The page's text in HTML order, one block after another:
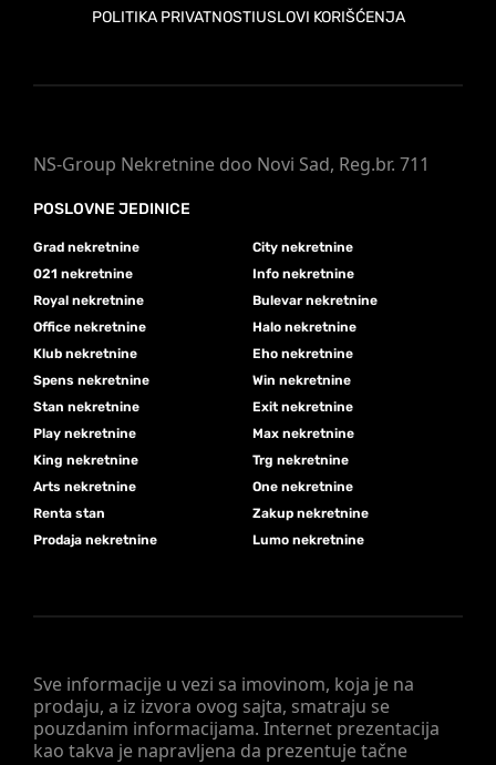
POLITIKA PRIVATNOSTIUSLOVI KORIŠĆENJA
Sve informacije u vezi sa imovinom, koja je na
prodaju, a iz izvora ovog sajta, smatraju se
pouzdanim informacijama. Internet prezentacija
kao takva je napravljena da prezentuje tačne
NS-Group Nekretnine doo Novi Sad, Reg.br. 711
POSLOVNE JEDINICE
Grad nekretnine
City nekretnine
021 nekretnine
Info nekretnine
Royal nekretnine
Bulevar nekretnine
Office nekretnine
Halo nekretnine
Klub nekretnine
Eho nekretnine
Spens nekretnine
Win nekretnine
Stan nekretnine
Exit nekretnine
Play nekretnine
Max nekretnine
King nekretnine
Trg nekretnine
Arts nekretnine
One nekretnine
Renta stan
Zakup nekretnine
Prodaja nekretnine
Lumo nekretnine